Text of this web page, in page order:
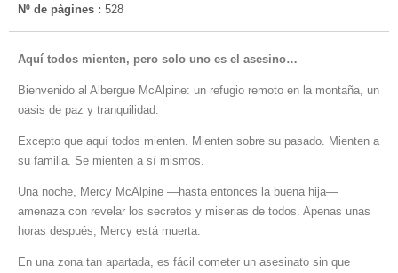
Nº de pàgines : 528
Aquí todos mienten, pero solo uno es el asesino…
Bienvenido al Albergue McAlpine: un refugio remoto en la montaña, un
oasis de paz y tranquilidad.
Excepto que aquí todos mienten. Mienten sobre su pasado. Mienten a
su familia. Se mienten a sí mismos.
Una noche, Mercy McAlpine —hasta entonces la buena hija—
amenaza con revelar los secretos y miserias de todos. Apenas unas
horas después, Mercy está muerta.
En una zona tan apartada, es fácil cometer un asesinato sin que